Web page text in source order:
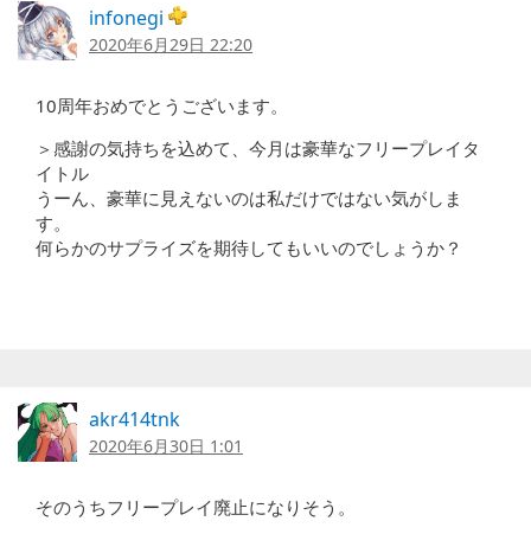
infonegi
2020年6月29日 22:20
10周年おめでとうございます。
＞感謝の気持ちを込めて、今月は豪華なフリープレイタ
イトル
うーん、豪華に見えないのは私だけではない気がしま
す。
何らかのサプライズを期待してもいいのでしょうか？
akr414tnk
2020年6月30日 1:01
そのうちフリープレイ廃止になりそう。